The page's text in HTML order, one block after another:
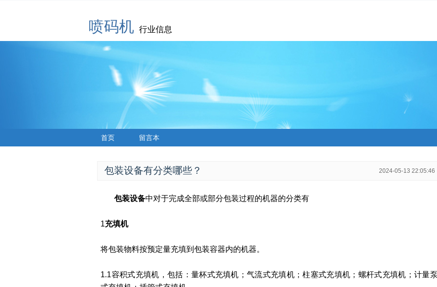
喷码机 行业信息
首页 留言本
包装设备有分类哪些？ 2024-05-13 22:05:46
包装设备中对于完成全部或部分包装过程的机器的分类有
1充填机
将包装物料按预定量充填到包装容器内的机器。
1.1容积式充填机，包括：量杯式充填机；气流式充填机；柱塞式充填机；螺杆式充填机；计量泵